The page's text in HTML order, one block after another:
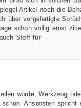
Artikel noch die
über vorgefertigte
schon völlig ernst
Stoff für
würde, Werkzeug
schon. Ansonsten spricht